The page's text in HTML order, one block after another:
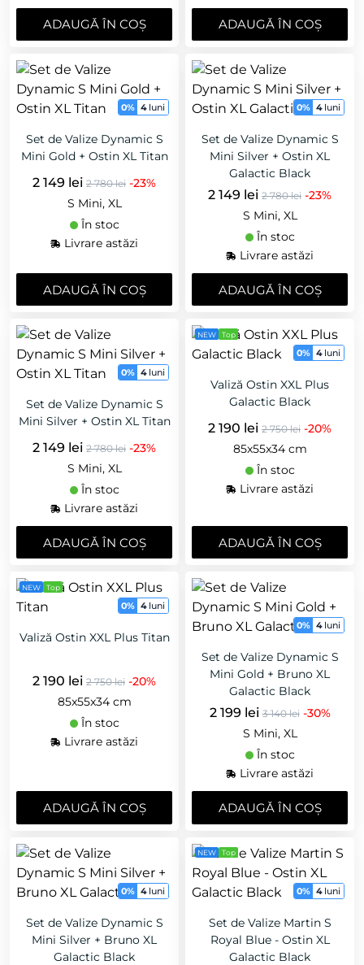
ADAUGǍ ÎN COȘ ADAUGǍ ÎN COȘ
0% 4 luni
Set de Valize Dynamic S
Mini Gold + Ostin XL Titan
2 149 lei 2 780 lei -23%
S Mini, XL
În stoc
Livrare astăzi
ADAUGǍ ÎN COȘ
0% 4 luni
Set de Valize Dynamic S
Mini Silver + Ostin XL
Galactic Black
2 149 lei 2 780 lei -23%
S Mini, XL
În stoc
Livrare astăzi
ADAUGǍ ÎN COȘ
0% 4 luni
Set de Valize Dynamic S
Mini Silver + Ostin XL Titan
2 149 lei 2 780 lei -23%
S Mini, XL
În stoc
Livrare astăzi
ADAUGǍ ÎN COȘ
NEW Top
0% 4 luni
Valiză Ostin XXL Plus
Galactic Black
2 190 lei 2 750 lei -20%
85x55x34 cm
În stoc
Livrare astăzi
ADAUGǍ ÎN COȘ
NEW Top
0% 4 luni
Valiză Ostin XXL Plus Titan
2 190 lei 2 750 lei -20%
85x55x34 cm
În stoc
Livrare astăzi
ADAUGǍ ÎN COȘ
0% 4 luni
Set de Valize Dynamic S
Mini Gold + Bruno XL
Galactic Black
2 199 lei 3 140 lei -30%
S Mini, XL
În stoc
Livrare astăzi
ADAUGǍ ÎN COȘ
0% 4 luni
Set de Valize Dynamic S
Mini Silver + Bruno XL
Galactic Black
NEW Top
0% 4 luni
Set de Valize Martin S
Royal Blue - Ostin XL
Galactic Black